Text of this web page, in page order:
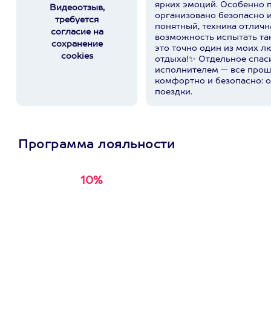
Видеоотзыв,
требуется
согласие на
сохранение
cookies
ярких эмоций. Особенно
организовано безопасно
понятный, техника
возможность испытать
это точно один из моих
отдыха!✨ Отдельное
исполнителем — все
комфортно и безопасно:
поездки.
Программа лояльности
10%